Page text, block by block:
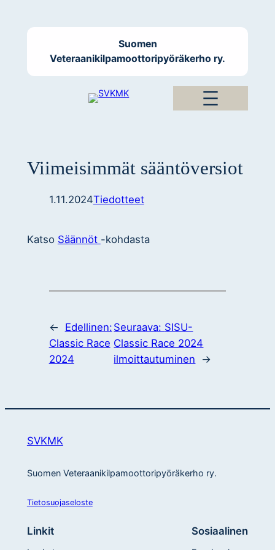
sisältöön
Suomen
Veteraanikilpamoottoripyöräkerho ry.
Viimeisimmät sääntöversiot
1.11.2024Tiedotteet
Katso Säännöt -kohdasta
←
Edellinen:
Classic Race
2024
Seuraava: SISU-
Classic Race 2024
ilmoittautuminen
→
SVKMK
Suomen Veteraanikilpamoottoripyöräkerho ry.
Tietosuojaseloste
Linkit Sosiaalinen